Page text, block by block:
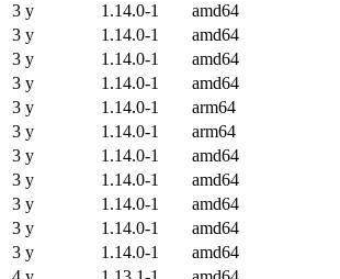
3 y
1.14.0-1 amd64
3 y
1.14.0-1 amd64
3 y
1.14.0-1 amd64
3 y
1.14.0-1 amd64
3 y
1.14.0-1 arm64
3 y
1.14.0-1 arm64
3 y
1.14.0-1 amd64
3 y
1.14.0-1 amd64
3 y
1.14.0-1 amd64
3 y
1.14.0-1 amd64
3 y
1.14.0-1 amd64